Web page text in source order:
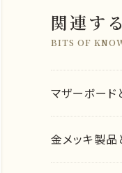
関連す
BITS OF
マザーボード
金メッキ製品